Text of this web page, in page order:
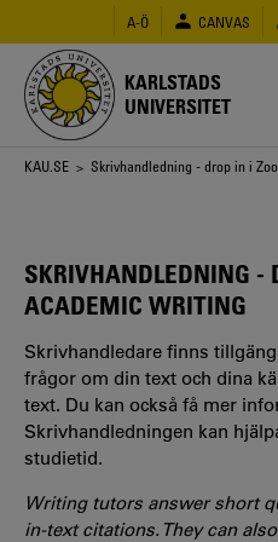
huvudinnehåll
A-Ö CANVAS
KARLSTADS
UNIVERSITET
Länkstig
KAU.SE > Skrivhandledning - drop in i
SKRIVHANDLEDNING -
ACADEMIC WRITING
Skrivhandledare finns
frågor om din text och dina
text. Du kan också få mer
Skrivhandledningen kan
studietid.
Writing tutors answer short
in-text citations. They can